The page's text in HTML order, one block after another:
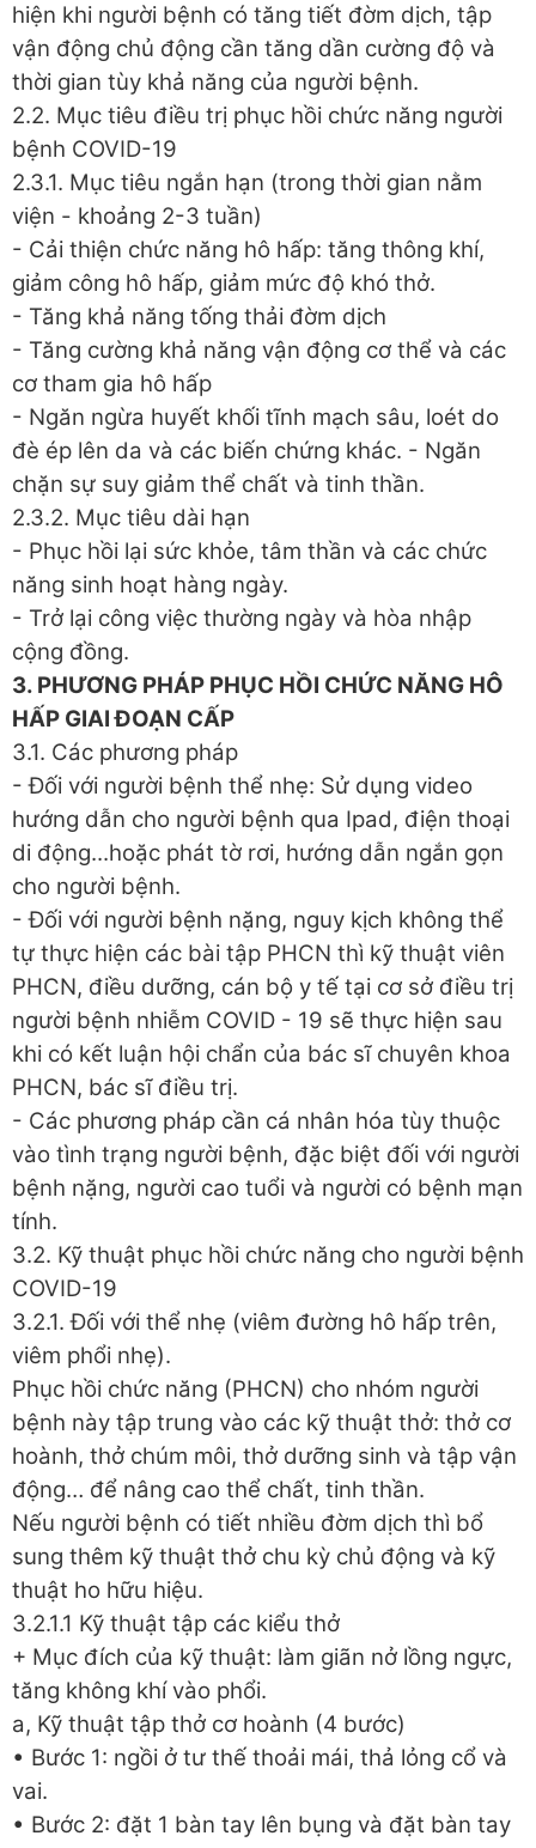
hiện khi người bệnh có tăng tiết đờm dịch, tập
vận động chủ động cần tăng dần cường độ và
thời gian tùy khả năng của người bệnh.
2.2. Mục tiêu điều trị phục hồi chức năng người
bệnh COVID-19
2.3.1. Mục tiêu ngắn hạn (trong thời gian nằm
viện - khoảng 2-3 tuần)
- Cải thiện chức năng hô hấp: tăng thông khí,
giảm công hô hấp, giảm mức độ khó thở.
- Tăng khả năng tống thải đờm dịch
- Tăng cường khả năng vận động cơ thể và các
cơ tham gia hô hấp
- Ngăn ngừa huyết khối tĩnh mạch sâu, loét do
đè ép lên da và các biến chứng khác. - Ngăn
chặn sự suy giảm thể chất và tinh thần.
2.3.2. Mục tiêu dài hạn
- Phục hồi lại sức khỏe, tâm thần và các chức
năng sinh hoạt hàng ngày.
- Trở lại công việc thường ngày và hòa nhập
cộng đồng.
3. PHƯƠNG PHÁP PHỤC HỒI CHỨC NĂNG HÔ
HẤP GIAI ĐOẠN CẤP
3.1. Các phương pháp
- Đối với người bệnh thể nhẹ: Sử dụng video
hướng dẫn cho người bệnh qua Ipad, điện thoại
di động...hoặc phát tờ rơi, hướng dẫn ngắn gọn
cho người bệnh.
- Đối với người bệnh nặng, nguy kịch không thể
tự thực hiện các bài tập PHCN thì kỹ thuật viên
PHCN, điều dưỡng, cán bộ y tế tại cơ sở điều trị
người bệnh nhiễm COVID - 19 sẽ thực hiện sau
khi có kết luận hội chẩn của bác sĩ chuyên khoa
PHCN, bác sĩ điều trị.
- Các phương pháp cần cá nhân hóa tùy thuộc
vào tình trạng người bệnh, đặc biệt đối với người
bệnh nặng, người cao tuổi và người có bệnh mạn
tính.
3.2. Kỹ thuật phục hồi chức năng cho người bệnh
COVID-19
3.2.1. Đối với thể nhẹ (viêm đường hô hấp trên,
viêm phổi nhẹ).
Phục hồi chức năng (PHCN) cho nhóm người
bệnh này tập trung vào các kỹ thuật thở: thở cơ
hoành, thở chúm môi, thở dưỡng sinh và tập vận
động… để nâng cao thể chất, tinh thần.
Nếu người bệnh có tiết nhiều đờm dịch thì bổ
sung thêm kỹ thuật thở chu kỳ chủ động và kỹ
thuật ho hữu hiệu.
3.2.1.1 Kỹ thuật tập các kiểu thở
+ Mục đích của kỹ thuật: làm giãn nở lồng ngực,
tăng không khí vào phổi.
a, Kỹ thuật tập thở cơ hoành (4 bước)
• Bước 1: ngồi ở tư thế thoải mái, thả lỏng cổ và
vai.
• Bước 2: đặt 1 bàn tay lên bụng và đặt bàn tay